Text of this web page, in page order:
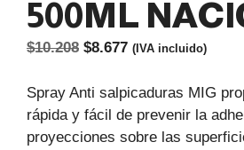
500ML
$10.208 El
original
era:
$10.208.
$8.677El
actual
es:
$8.677.
(IVA incluido)
Spray Anti salpicaduras MIG
rápida y fácil de prevenir la
proyecciones sobre las